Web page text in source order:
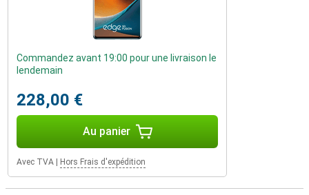
Commandez avant 19:00 pour une livraison le
lendemain
228,00 €
Au panier
Avec TVA Hors Frais d'expédition